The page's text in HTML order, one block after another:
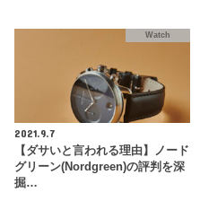
Watch
2021.9.7
【ダサいと言われる理由】ノード
グリーン(Nordgreen)の評判を深
掘…